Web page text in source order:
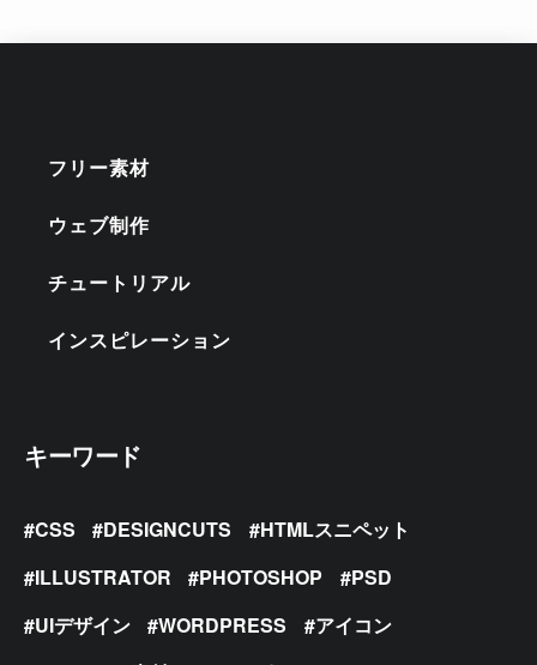
フリー素材
ウェブ制作
チュートリアル
インスピレーション
キーワード
CSS DESIGNCUTS
HTMLスニペット
ILLUSTRATOR
PHOTOSHOP
PSD
UIデザイン
WORDPRESS
アイコン